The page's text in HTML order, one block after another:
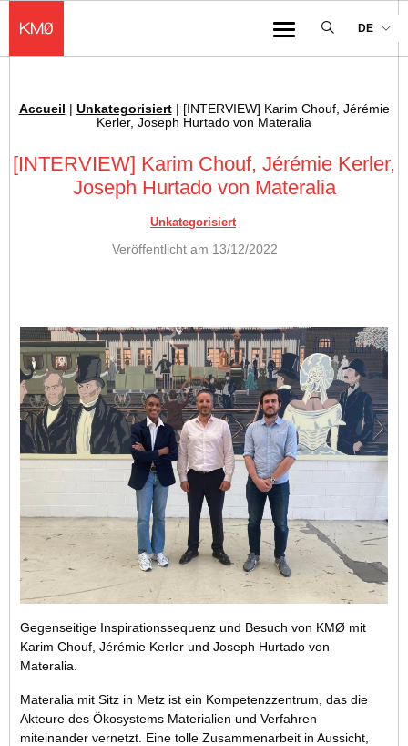
Menu
DE
Ariadnefaden :
Accueil | Unkategorisiert | [INTERVIEW] Karim Chouf, Jérémie
Kerler, Joseph Hurtado von Materalia
[INTERVIEW] Karim Chouf, Jérémie Kerler,
Joseph Hurtado von Materalia
Unkategorisiert
Veröffentlicht am 13/12/2022
Gegenseitige Inspirationssequenz und Besuch von KMØ mit
Karim Chouf, Jérémie Kerler und Joseph Hurtado von
Materalia.
Materalia mit Sitz in Metz ist ein Kompetenzzentrum, das die
Akteure des Ökosystems Materialien und Verfahren
miteinander vernetzt. Eine tolle Zusammenarbeit in Aussicht,